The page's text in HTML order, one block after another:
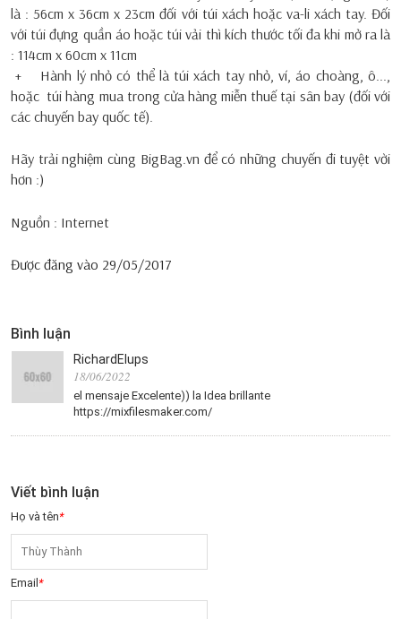
là : 56cm x 36cm x 23cm đối với túi xách hoặc va-li xách tay. Đối
với túi đựng quần áo hoặc túi vải thì kích thước tối đa khi mở ra là
: 114cm x 60cm x 11cm
+ Hành lý nhỏ có thể là túi xách tay nhỏ, ví, áo choàng, ô...,
hoặc túi hàng mua trong cửa hàng miễn thuế tại sân bay (đối với
các chuyến bay quốc tế).
Hãy trải nghiệm cùng BigBag.vn để có những chuyến đi tuyệt vời
hơn :)
Nguồn : Internet
Được đăng vào 29/05/2017
Bình luận
RichardElups
18/06/2022
el mensaje Excelente)) la Idea brillante
https://mixfilesmaker.com/
Viết bình luận
Họ và tên*
Email *